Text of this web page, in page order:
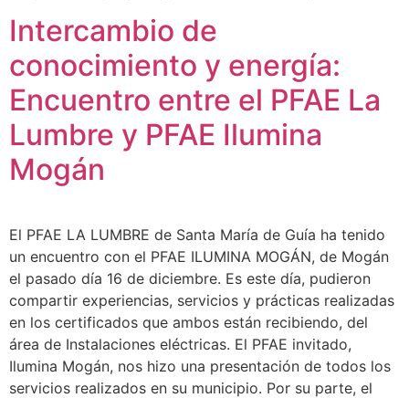
Intercambio de
conocimiento y energía:
Encuentro entre el PFAE La
Lumbre y PFAE Ilumina
Mogán
El PFAE LA LUMBRE de Santa María de Guía ha tenido
un encuentro con el PFAE ILUMINA MOGÁN, de Mogán
el pasado día 16 de diciembre. Es este día, pudieron
compartir experiencias, servicios y prácticas realizadas
en los certificados que ambos están recibiendo, del
área de Instalaciones eléctricas. El PFAE invitado,
Ilumina Mogán, nos hizo una presentación de todos los
servicios realizados en su municipio. Por su parte, el